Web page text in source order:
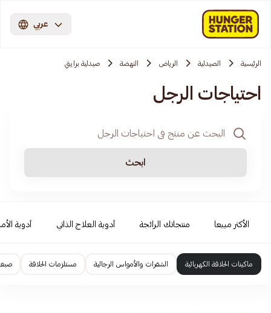
عربي
الرئيسية الصيدلية الرياض النهضة صيدلية برايتي
احتياجات الرجل
ابحث
الأكثر مبيعا منتجاتك الرائجة أدوية العلاج الذاتي أدوية
ماكينات الحلاقة الكهربائية الشفرات والأمواس الرجالية مستلزمات الحلاقة